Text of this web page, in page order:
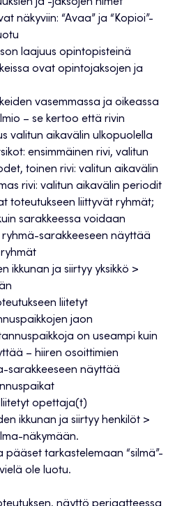
ja -jaksojen nimet
näkyviin: “Avaa” ja “Kopioi”-
laajuus opintopisteinä
ovat opintojaksojen ja
vasemmassa ja oikeassa
– se kertoo että rivin
valitun aikavälin ulkopuolella
ensimmäinen rivi, valitun
toinen rivi: valitun aikavälin
rivi: valitun aikavälin periodit
toteutukseen liittyvät ryhmät;
sarakkeessa voidaan
sarakkeeseen näyttää
ikkunan ja siirtyy yksikkö >
liitetyt
jaon
on useampi kuin
– hiiren osoittimien
sarakkeeseen näyttää
opettaja(t)
ikkunan ja siirtyy henkilöt >
näkymään.
tarkastelemaan “silmä”-
ole luotu.